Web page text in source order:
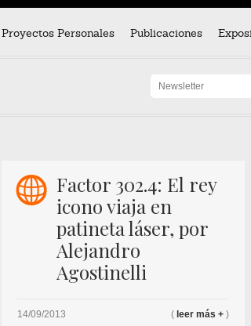
Proyectos Personales Publicaciones
w Factor 302.4: El rey
icono viaja en
patineta láser, por
Alejandro
Agostinelli
14/09/2013 ( leer más + )